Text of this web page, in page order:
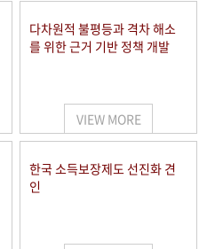
다차원적 불평등과 격차 해소
를 위한 근거 기반 정책 개발
VIEW MORE
한국 소득보장제도 선진화 견
인